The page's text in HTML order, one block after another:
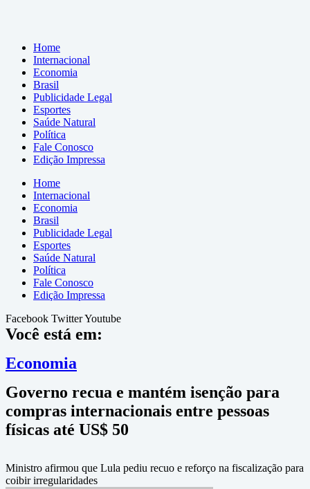
Home
Internacional
Economia
Brasil
Publicidade Legal
Esportes
Saúde Natural
Política
Fale Conosco
Edição Impressa
Home
Internacional
Economia
Brasil
Publicidade Legal
Esportes
Saúde Natural
Política
Fale Conosco
Edição Impressa
Facebook TwitterYoutube
Você está em:
Economia
Governo recua e mantém isenção para
compras internacionais entre pessoas
físicas até US$ 50
Ministro afirmou que Lula pediu recuo e reforço na fiscalização para
coibir irregularidades